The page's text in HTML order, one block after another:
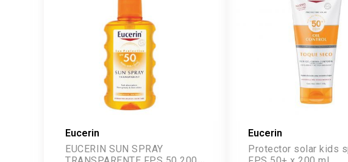
Eucerin
EUCERIN SUN SPRAY
Eucerin
Protector solar kids